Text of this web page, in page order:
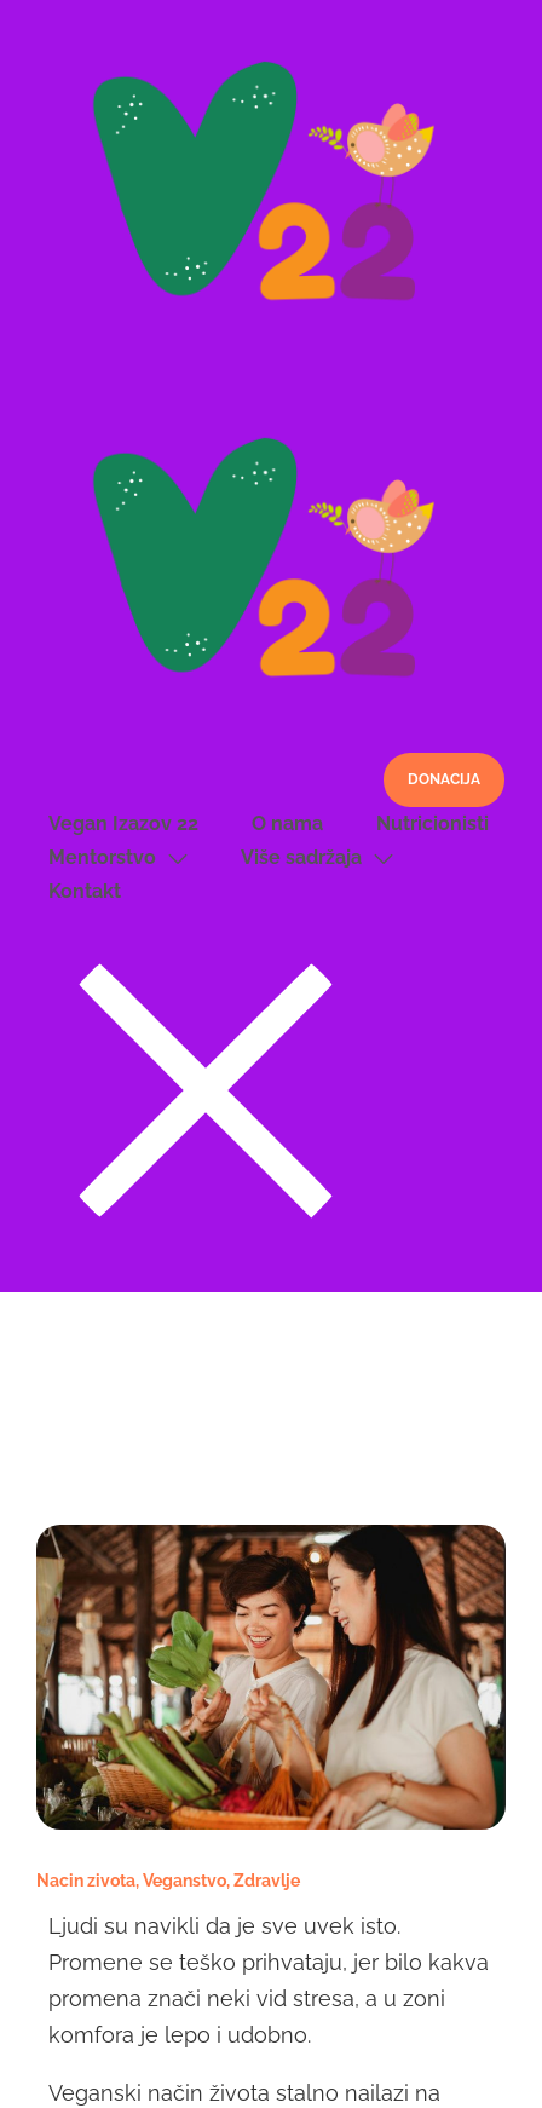
Vegan Izazov 22 O nama
Nutricionisti
Mentorstvo
Više sadržaja
Kontakt
DONACIJA
Nacin zivota,Veganstvo,Zdravlje
Ljudi su navikli da je sve uvek isto.
Promene se teško prihvataju, jer bilo kakva
promena znači neki vid stresa, a u zoni
komfora je lepo i udobno.
Veganski način života stalno nailazi na